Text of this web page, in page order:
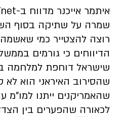
שמרה על שתיקה בסוף
רוצה להצטייר כמי
הדיווחים כי גורמים
שישראל דוחפת למלחמה
שהסירוב האיראני הוא לא
שהאמריקנים ייתנו למו"מ
לכאורה שהפערים בין